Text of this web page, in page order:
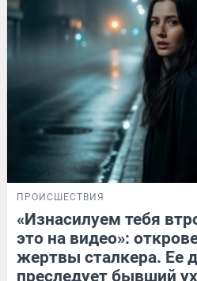
ПРОИСШЕСТВИЯ
«Изнасилуем тебя
это на видео»:
жертвы сталкера. Ее
преследует бывший